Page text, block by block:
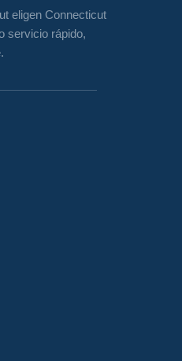
eligen Connecticut
servicio rápido,